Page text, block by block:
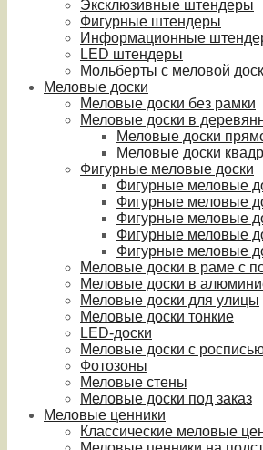
Эксклюзивные штендеры
Фигурные штендеры
Информационные
LED штендеры
Мольберты с меловой
Меловые доски
Меловые доски без рамки
Меловые доски в
Меловые доски
Меловые доски
Фигурные меловые доски
Фигурные меловые
Фигурные меловые
Фигурные меловые
Фигурные меловые
Фигурные меловые
Меловые доски в раме с
Меловые доски в
Меловые доски для улицы
Меловые доски тонкие
LED-доски
Меловые доски с
Фотозоны
Меловые стены
Меловые доски под заказ
Меловые ценники
Классические меловые